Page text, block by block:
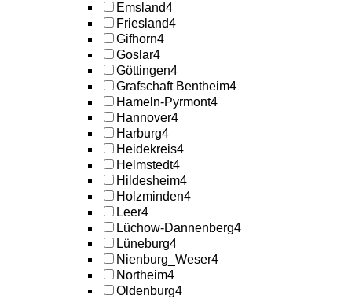
Emsland4
Friesland4
Gifhorn4
Goslar4
Göttingen4
Grafschaft Bentheim4
Hameln-Pyrmont4
Hannover4
Harburg4
Heidekreis4
Helmstedt4
Hildesheim4
Holzminden4
Leer4
Lüchow-Dannenberg4
Lüneburg4
Nienburg_Weser4
Northeim4
Oldenburg4